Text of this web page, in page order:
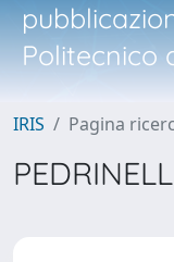
Politecnico
IRIS Pagina